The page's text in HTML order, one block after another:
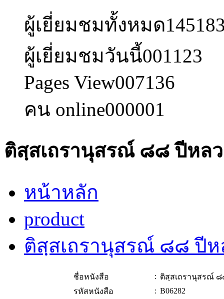
ผู้เยี่ยมชมทั้งหมด
ผู้เยี่ยมชมวันนี้001123
Pages View007136
คน online000001
ติสฺสเถรานุสรณ์ ๘๘ ปีหล
หน้าหลัก
product
ติสฺสเถรานุสรณ์ ๘๘ ปีห
ชื่อหนังสือ : ติสฺสเถรานุสรณ์
รหัสหนังสือ
: B06282